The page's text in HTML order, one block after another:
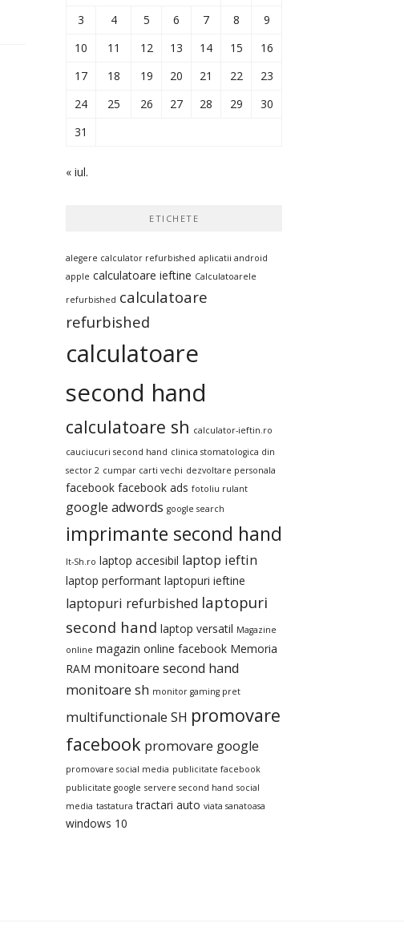
3
4 5 6 7 8
9
10
11 12 13 14 15
16
17
18 19 20 21 22
23
24
25 26 27 28 29
30
31
« iul.
ETICHETE
alegere calculator refurbished aplicatii android
apple calculatoare ieftine Calculatoarele
refurbished calculatoare
refurbished
calculatoare
second hand
calculatoare sh calculator-ieftin.ro
cauciucuri second hand clinica stomatologica din
sector 2 cumpar carti vechi dezvoltare personala
facebook facebook ads fotoliu rulant
google adwords google search
imprimante second hand
It-Sh.ro laptop accesibil laptop ieftin
laptop performant laptopuri ieftine
laptopuri refurbished laptopuri
second hand laptop versatil Magazine
online magazin online facebook Memoria
RAM monitoare second hand
monitoare sh monitor gaming pret
multifunctionale SH promovare
facebook promovare google
promovare social media publicitate facebook
publicitate google servere second hand social
media tastatura tractari auto viata sanatoasa
windows 10